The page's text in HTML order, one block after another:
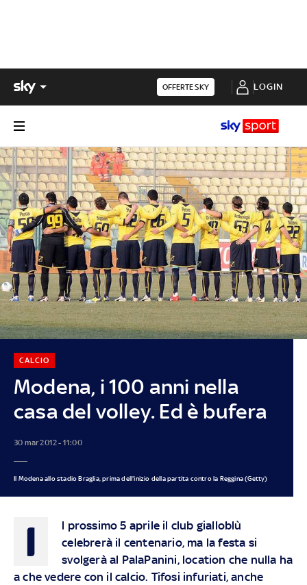
OFFERTE SKY LOGIN
Modena, i 100 anni nella
casa del volley. Ed è bufera
CALCIO
30 mar 2012 - 11:00
Il Modena allo stadio Braglia, prima dell'inizio della partita contro la Reggina (Getty)
I
l prossimo 5 aprile il club gialloblù
celebrerà il centenario, ma la festa si
svolgerà al PalaPanini, location che nulla ha
a che vedere con il calcio. Tifosi infuriati, anche